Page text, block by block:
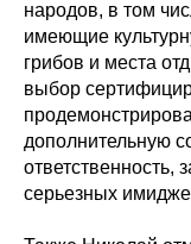
народов, в том
имеющие
грибов и места
выбор
дополнительную
ответственность,
серьезных